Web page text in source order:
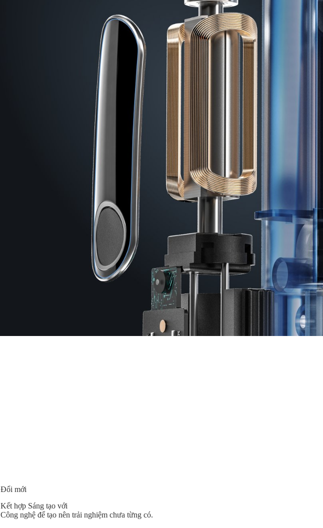
Đổi mới
Kết hợp Sáng tạo với
Công nghệ để tạo nên trải nghiệm chưa từng có.